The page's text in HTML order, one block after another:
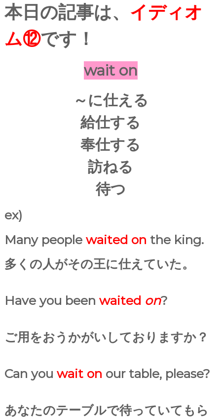
本日の記事は、 イディオ
ム⑫です！
wait on
～に仕える
給仕する
奉仕する
訪ねる
待つ
ex)
Many people waited on the king.
多くの人がその王に仕えていた。
Have you been waited on?
ご用をおうかがいしておりますか？
Can you wait on our table, please?
あなたのテーブルで待っていてもら